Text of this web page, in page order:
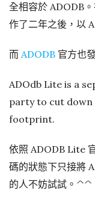
全相容於 ADODB
作了二年之後，以
而 ADODB 官方也
ADOdb Lite is a
party to cut down
footprint.
依照 ADODB Lite
碼的狀態下只接將
的人不妨試試。^^